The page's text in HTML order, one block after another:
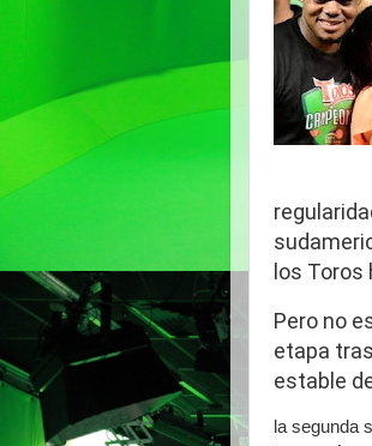
los
Pero no
etapa
estable
la segunda